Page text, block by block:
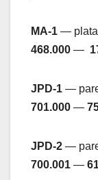
MA-1 —
468.000 —
JPD-1 —
701.000 —
JPD-2 —
700.001 —